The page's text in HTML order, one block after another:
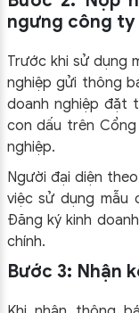
ngưng công
Trước khi sử dụng
nghiệp gửi thông
doanh nghiệp đặt
con dấu trên
nghiệp.
Người đại diện
việc sử dụng mẫu
Đăng ký kinh
chính.
Bước 3: Nhận